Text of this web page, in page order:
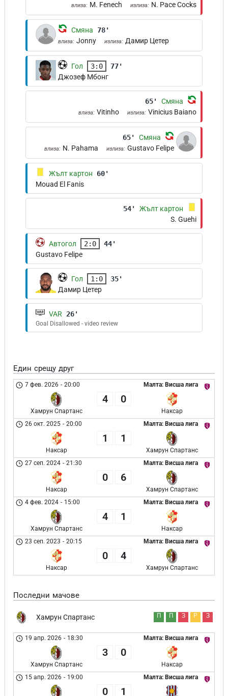
влиза: M. Fenech излиза: N. Pace Cocks
Смяна 78'
влиза: Jonny излиза: Дамир Цетер
Гол 3:0
77'
Джозеф Мбонг
65' Смяна
влиза: Vitinho излиза: Vinicius Baiano
65' Смяна
влиза: N. Pahama излиза: Gustavo Felipe
Жълт картон
60'
Mouad El Fanis
54'
Жълт картон
S. Guehi
Автогол 2:0
44'
Gustavo Felipe
Гол 1:0
35'
Дамир Цетер
VAR 26'
Goal Disallowed - video review
Един срещу друг
Малта: Висша лига
7 фев. 2026 - 20:00
Хамрун Спартанс
4 0
Наксар
Малта: Висша лига
26 окт. 2025 - 20:00
Наксар
1 1
Хамрун Спартанс
Малта: Висша лига
27 сеп. 2024 - 21:30
Наксар
0 6
Хамрун Спартанс
Малта: Висша лига
4 фев. 2024 - 15:00
Хамрун Спартанс
4 1
Наксар
Малта: Висша лига
23 сеп. 2023 - 20:15
Наксар
0 4
Хамрун Спартанс
Последни мачове
Хамрун Спартанс П П З Р З
Малта: Висша лига
19 апр. 2026 - 18:30
Хамрун Спартанс
3 0
Наксар
Малта: Висша лига
15 апр. 2026 - 19:00
0 1